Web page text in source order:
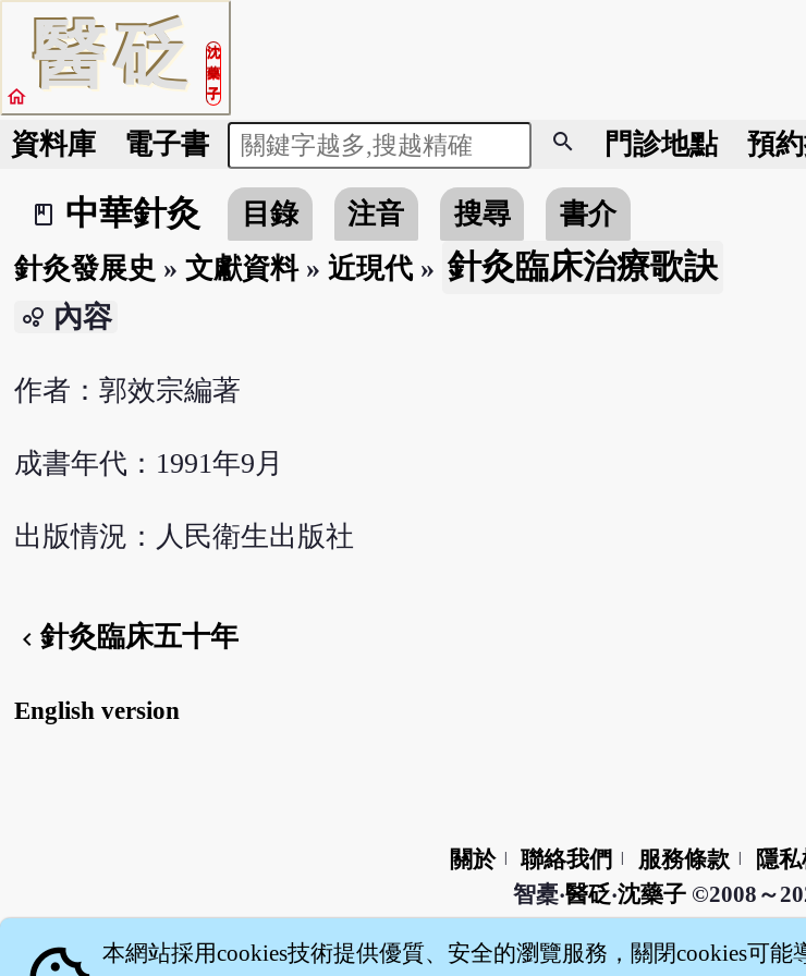
醫砭
沈
藥
子
home
資料庫 電子書 search 門診地點 預
book_2
中華針灸 目錄 注音 搜尋
書介
針灸發展史 » 文獻資料» 近現代» 針灸臨床治療歌訣
bubble_chart 內容
作者：郭效宗編著
成書年代：1991年9月
出版情況：人民衛生出版社
chevron_left 針灸臨床五十年
English version
關於 聯絡我們 服務條款 隱
智橐‧醫砭‧沈藥子©2008～
本網站採用cookies技術提供優質、安全的瀏覽服務，關閉cookies可能